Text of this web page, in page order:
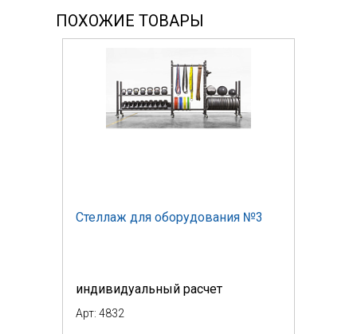
ПОХОЖИЕ ТОВАРЫ
Стеллаж для оборудования №3
индивидуальный расчет
Арт: 4832